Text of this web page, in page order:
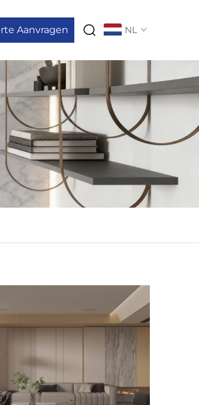
Aanvragen NL